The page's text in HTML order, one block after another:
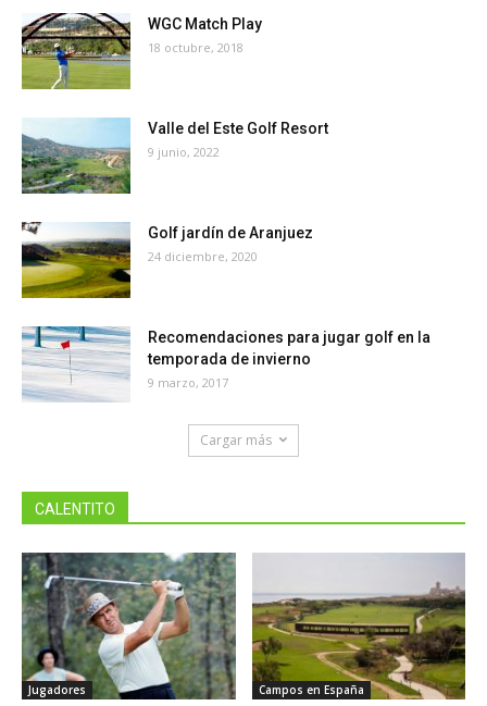
WGC Match Play
18 octubre, 2018
Valle del Este Golf Resort
9 junio, 2022
Golf jardín de Aranjuez
24 diciembre, 2020
Recomendaciones para jugar golf en la
temporada de invierno
9 marzo, 2017
Cargar más
CALENTITO
Jugadores Campos en España